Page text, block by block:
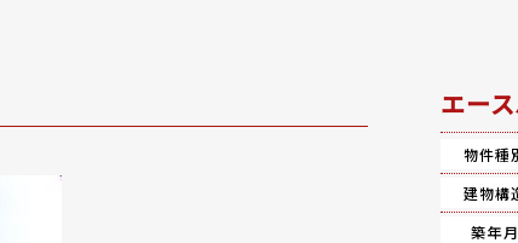
エー
物件種
建物構
築年月